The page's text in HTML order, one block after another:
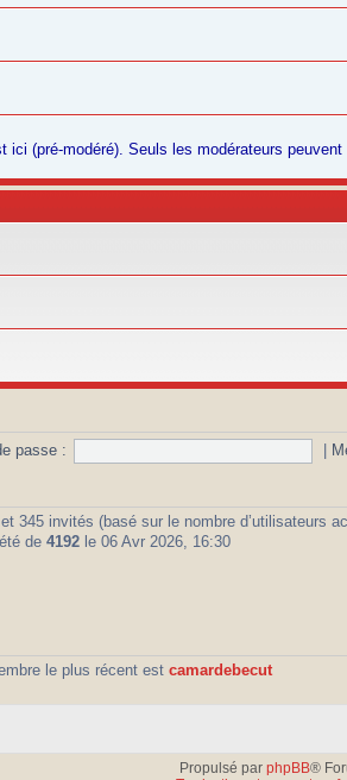
ici (pré-modéré). Seuls les modérateurs peuvent
passe :
345 invités (basé sur le nombre d’utilisateurs
de 4192 le 06 Avr 2026, 16:30
le plus récent est camardebecut
Propulsé par phpBB®